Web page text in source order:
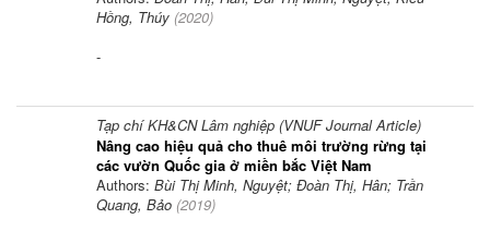
Hồng, Thúy (2020)
-
Tạp chí KH&CN Lâm nghiệp (VNUF Journal Article)
Nâng cao hiệu quả cho thuê môi trường rừng tại
các vườn Quốc gia ở miền bắc Việt Nam
Authors: Bùi Thị Minh, Nguyệt; Đoàn Thị, Hân; Trần
Quang, Bảo (2019)